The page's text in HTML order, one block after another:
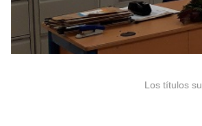
Los títulos